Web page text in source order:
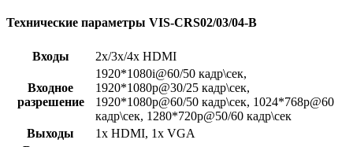
Технические параметры VIS-CRS02/03/04-B
Входы 2x/3x/4x HDMI
Входное
разрешение
1920*1080i@60/50 кадр\сек,
1920*1080p@30/25 кадр\сек,
1920*1080p@60/50 кадр\сек, 1024*768p@60
кадр\сек, 1280*720p@50/60 кадр\сек
Выходы
1x HDMI, 1x VGA